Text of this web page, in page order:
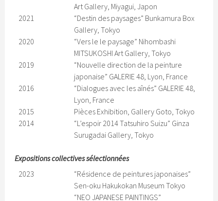
Art Gallery, Miyagui, Japon
2021
“Destin des paysages” Bunkamura Box
Gallery, Tokyo
2020
“Vers le le paysage” Nihombashi
MITSUKOSHI Art Gallery, Tokyo
2019
“Nouvelle direction de la peinture
japonaise” GALERIE 48, Lyon, France
2016
“Dialogues avec les aînés” GALERIE 48,
Lyon, France
2015
Pièces Exhibition, Gallery Goto, Tokyo
2014
“L’espoir 2014 Tatsuhiro Suizu” Ginza
Surugadai Gallery, Tokyo
Expositions collectives sélectionnées
2023
“Résidence de peintures japonaises”
Sen-oku Hakukokan Museum Tokyo
“NEO JAPANESE PAINTINGS”